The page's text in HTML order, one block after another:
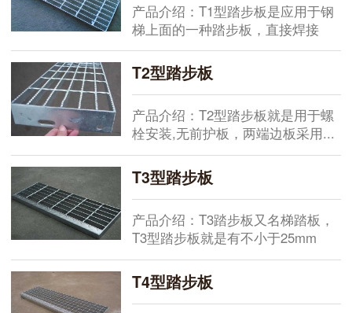
产品介绍：T1型踏步板是应用于钢
梯上面的一种踏步板，直接焊接
固...
T2型踏步板
产品介绍：T2型踏步板就是用于螺
栓安装,无前护板，两端边板采用...
T3型踏步板
产品介绍：T3踏步板又名梯踏板，
T3型踏步板就是有不小于25mm
的...
T4型踏步板